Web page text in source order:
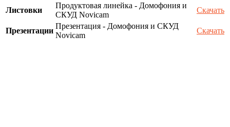
Листовки
Продуктовая линейка - Домофония и
СКУД Novicam
Скачать
Презентации
Презентация - Домофония и СКУД
Novicam
Скачать